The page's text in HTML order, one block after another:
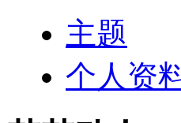
主题
个人资